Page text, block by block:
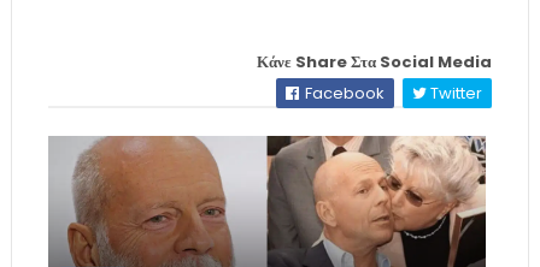
Κάνε Share Στα Social Media
Facebook
Twitter